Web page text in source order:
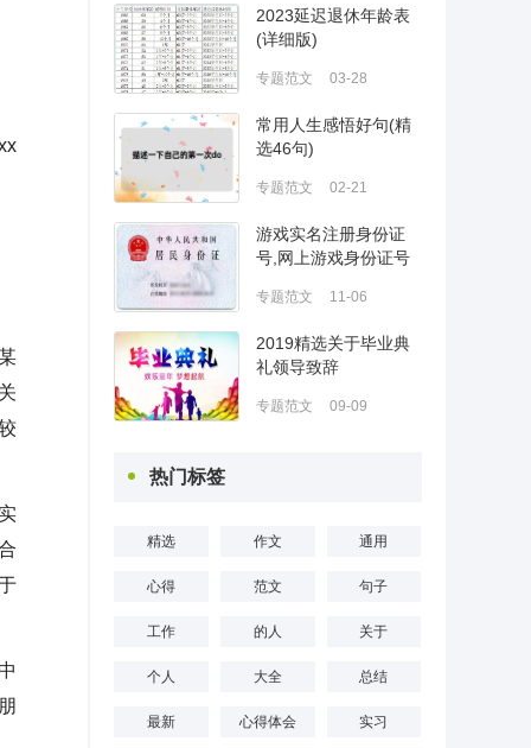
2023延迟退休年龄表
(详细版)
专题范文 03-28
常用人生感悟好句(精
选46句)
专题范文 02-21
游戏实名注册身份证
号,网上游戏身份证号
专题范文 11-06
2019精选关于毕业典
礼领导致辞
专题范文 09-09
热门标签
精选 作文 通用
心得 范文 句子
工作 的人 关于
个人 大全 总结
最新 心得体会 实习